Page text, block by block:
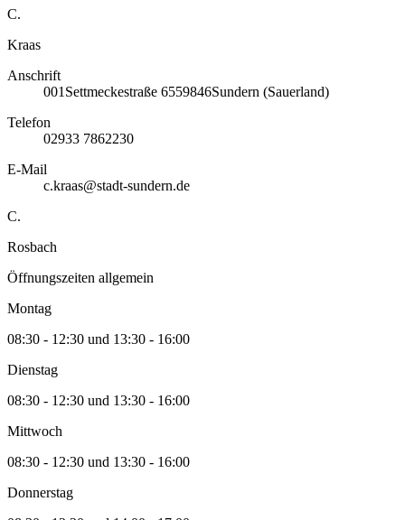
C.
Kraas
Anschrift
001 Settmeckestraße 6559846Sundern (Sauerland)
Telefon
02933 7862230
E-Mail
c.kraas@stadt-sundern.de
C.
Rosbach
Öffnungszeiten allgemein
Montag
08:30 - 12:30 und 13:30 - 16:00
Dienstag
08:30 - 12:30 und 13:30 - 16:00
Mittwoch
08:30 - 12:30 und 13:30 - 16:00
Donnerstag